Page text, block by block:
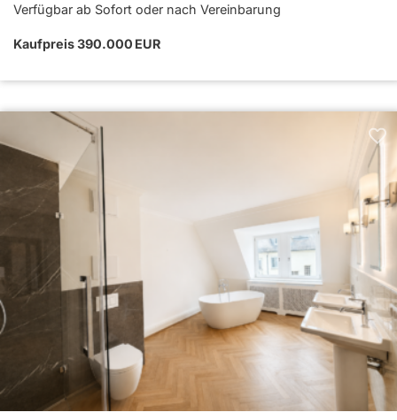
Verfügbar ab Sofort oder nach Vereinbarung
Kaufpreis 390.000 EUR